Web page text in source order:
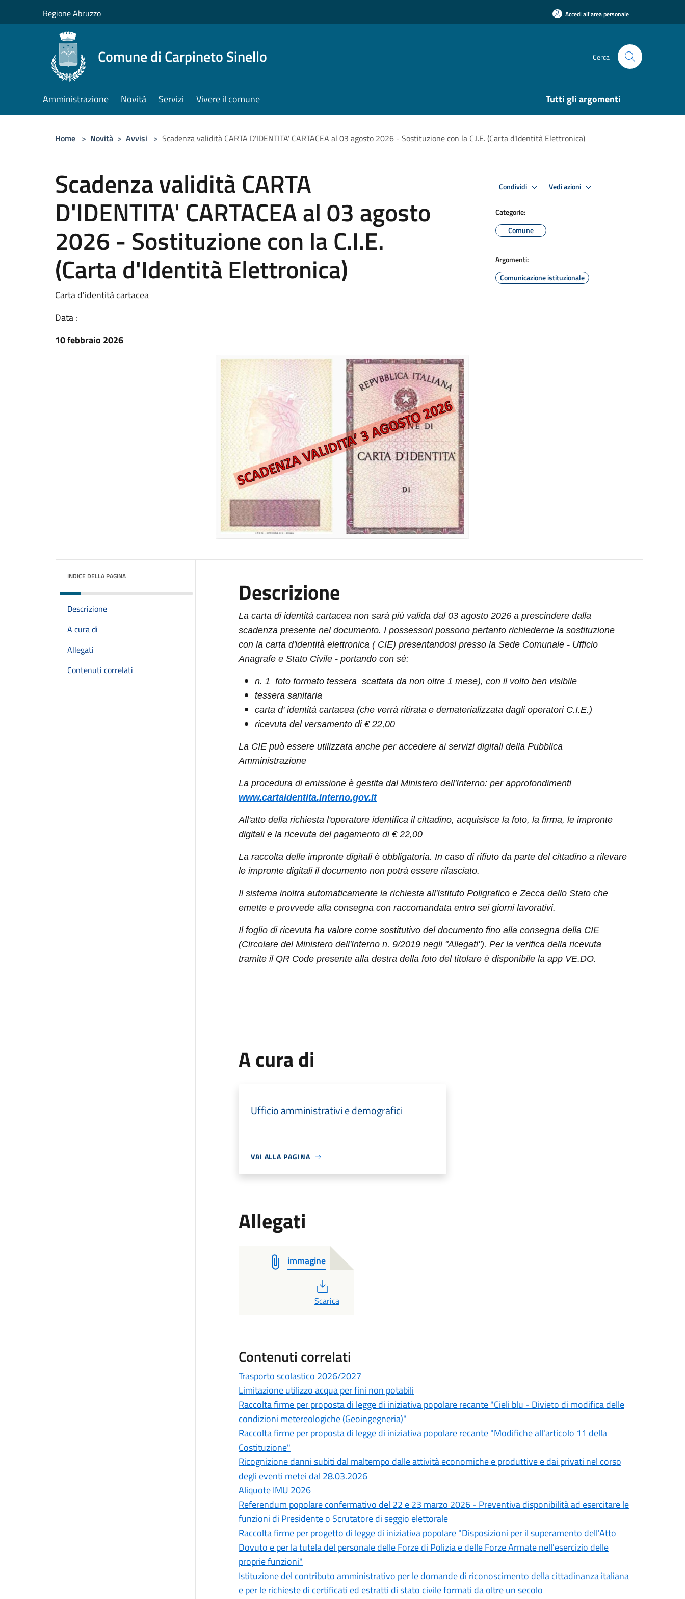
Regione Abruzzo Accedi all'area personale
Comune di Carpineto Sinello Cerca
Amministrazione Novità Servizi Vivere il comune Tutti gli argomenti
Home > Novità > Avvisi > Scadenza validità CARTA D'IDENTITA' CARTACEA al 03 agosto 2026 - Sostituzione con la C.I.E. (Carta d'Identità Elettronica)
Scadenza validità CARTA
D'IDENTITA' CARTACEA al 03 agosto
2026 - Sostituzione con la C.I.E.
(Carta d'Identità Elettronica)
Carta d'identità cartacea
Data :
10 febbraio 2026
Condividi Vedi azioni
Categorie:
Comune
Argomenti:
Comunicazione istituzionale
INDICE DELLA PAGINA
Descrizione
A cura di
Allegati
Contenuti correlati
Descrizione
La carta di identità cartacea non sarà più valida dal 03 agosto 2026 a prescindere dalla
scadenza presente nel documento. I possessori possono pertanto richiederne la sostituzione
con la carta d'identità elettronica ( CIE) presentandosi presso la Sede Comunale - Ufficio
Anagrafe e Stato Civile - portando con sé:
n. 1 foto formato tessera scattata da non oltre 1 mese), con il volto ben visibile
tessera sanitaria
carta d' identità cartacea (che verrà ritirata e dematerializzata dagli operatori C.I.E.)
ricevuta del versamento di € 22,00
La CIE può essere utilizzata anche per accedere ai servizi digitali della Pubblica
Amministrazione
La procedura di emissione è gestita dal Ministero dell'Interno: per approfondimenti
www.cartaidentita.interno.gov.it
All'atto della richiesta l'operatore identifica il cittadino, acquisisce la foto, la firma, le impronte
digitali e la ricevuta del pagamento di € 22,00
La raccolta delle impronte digitali è obbligatoria. In caso di rifiuto da parte del cittadino a rilevare
le impronte digitali il documento non potrà essere rilasciato.
Il sistema inoltra automaticamente la richiesta all'Istituto Poligrafico e Zecca dello Stato che
emette e provvede alla consegna con raccomandata entro sei giorni lavorativi.
Il foglio di ricevuta ha valore come sostitutivo del documento fino alla consegna della CIE
(Circolare del Ministero dell'Interno n. 9/2019 negli "Allegati"). Per la verifica della ricevuta
tramite il QR Code presente alla destra della foto del titolare è disponibile la app VE.DO.
A cura di
Ufficio amministrativi e demografici
VAI ALLA PAGINA
Allegati
immagine
PDF
Scarica
Contenuti correlati
Trasporto scolastico 2026/2027
Limitazione utilizzo acqua per fini non potabili
Raccolta firme per proposta di legge di iniziativa popolare recante "Cieli blu - Divieto di modifica delle
condizioni metereologiche (Geoingegneria)"
Raccolta firme per proposta di legge di iniziativa popolare recante "Modifiche all'articolo 11 della
Costituzione"
Ricognizione danni subiti dal maltempo dalle attività economiche e produttive e dai privati nel corso
degli eventi metei dal 28.03.2026
Aliquote IMU 2026
Referendum popolare confermativo del 22 e 23 marzo 2026 - Preventiva disponibilità ad esercitare le
funzioni di Presidente o Scrutatore di seggio elettorale
Raccolta firme per progetto di legge di iniziativa popolare "Disposizioni per il superamento dell'Atto
Dovuto e per la tutela del personale delle Forze di Polizia e delle Forze Armate nell'esercizio delle
proprie funzioni"
Istituzione del contributo amministrativo per le domande di riconoscimento della cittadinanza italiana
e per le richieste di certificati ed estratti di stato civile formati da oltre un secolo